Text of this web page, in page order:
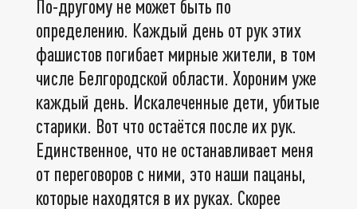
По-другому не может быть по
определению. Каждый день от рук этих
фашистов погибает мирные жители, в том
числе Белгородской области. Хороним уже
каждый день. Искалеченные дети, убитые
старики. Вот что остаётся после их рук.
Единственное, что не останавливает меня
от переговоров с ними, это наши пацаны,
которые находятся в их руках. Скорее